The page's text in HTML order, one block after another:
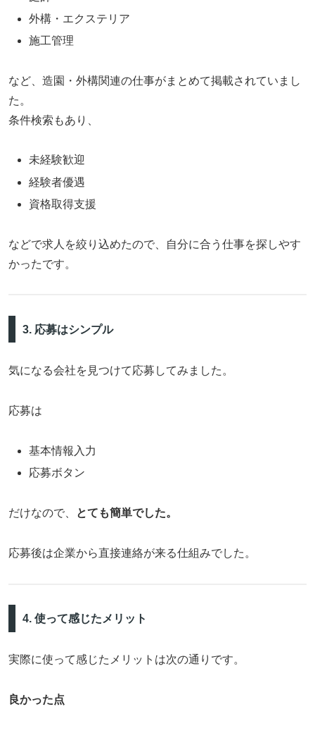
外構・エクステリア
施工管理
など、造園・外構関連の仕事がまとめて掲載されていまし
た。
条件検索もあり、
未経験歓迎
経験者優遇
資格取得支援
などで求人を絞り込めたので、自分に合う仕事を探しやす
かったです。
3. 応募はシンプル
気になる会社を見つけて応募してみました。
応募は
基本情報入力
応募ボタン
だけなので、 とても簡単でした。
応募後は企業から直接連絡が来る仕組みでした。
4. 使って感じたメリット
実際に使って感じたメリットは次の通りです。
良かった点